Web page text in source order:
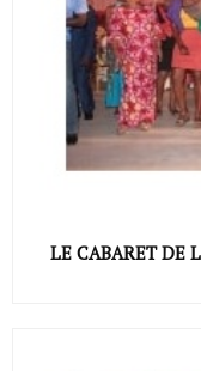
LE CABARET DE